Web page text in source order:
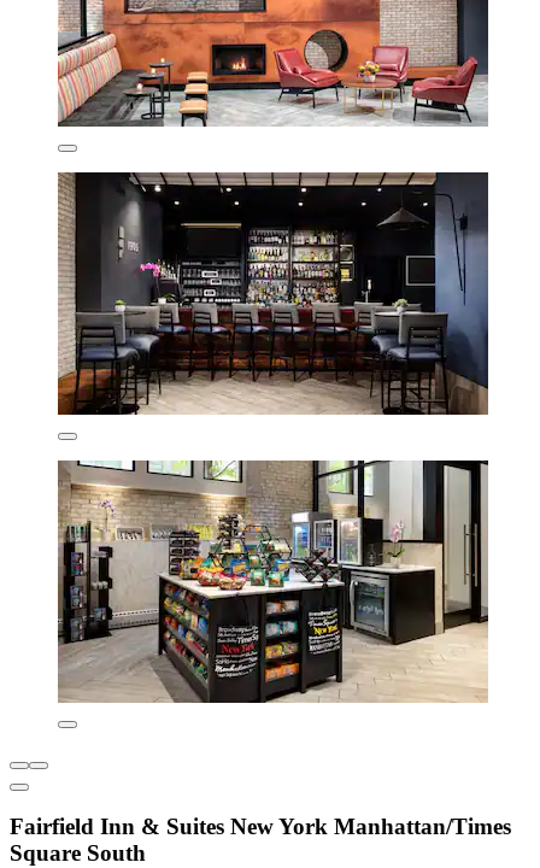
Fairfield Inn & Suites New York Manhattan/Times
Square South